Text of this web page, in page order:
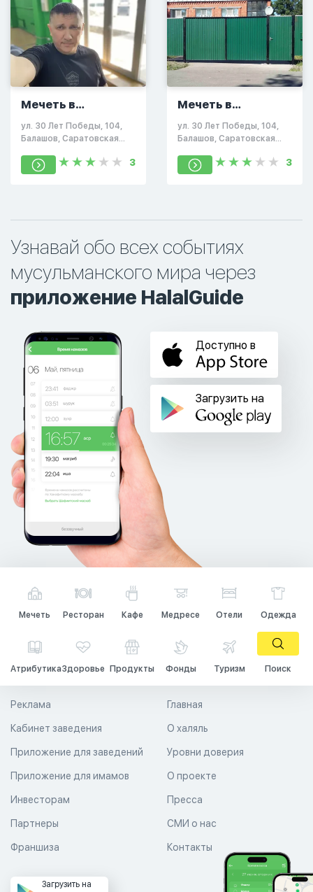
Мечеть в
Балашове
ул. 30 Лет Победы, 104,
Балашов, Саратовская
3
Мечеть в
Балашове
ул. 30 Лет Победы, 104,
Балашов, Саратовская
3
Узнавай обо всех событиях
мусульманского мира через
приложение HalalGuide
Доступно в
Загрузить на
Мечеть Ресторан Кафе Медресе Отели Одежда
АтрибутикаЗдоровье Продукты Фонды Туризм Поиск
Главная
О халяль
Уровни доверия
Реклама
Кабинет заведения
Приложение для заведений
Приложение для имамов О проекте
Пресса
СМИ о нас
Контакты
Инвесторам
Партнеры
Франшиза
Загрузить на